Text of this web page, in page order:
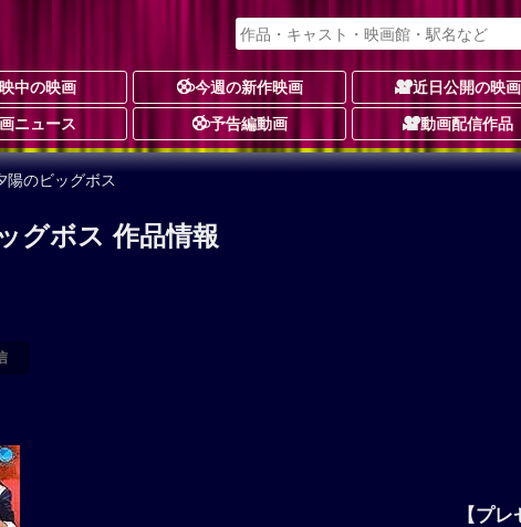
中の映画 今週の新作映画 近日公開の映画
ニュース 予告編動画 動画配信作品
のビッグボス
グボス 作品情報
【プ